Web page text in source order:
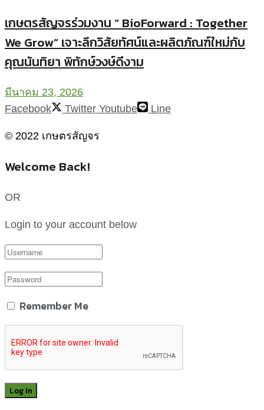
เกษตรสัญจรร่วมงาน “ BioForward : Together
We Grow” เจาะลึกวิสัยทัศน์และผลิตภัณฑ์ใหม่กับ
คุณนันทิยา พิทักษ์วงษ์ดีงาม
มีนาคม 23, 2026
Facebook
Twitter Youtube Line
© 2022 เกษตรสัญจร
Welcome Back!
OR
Login to your account below
Remember Me